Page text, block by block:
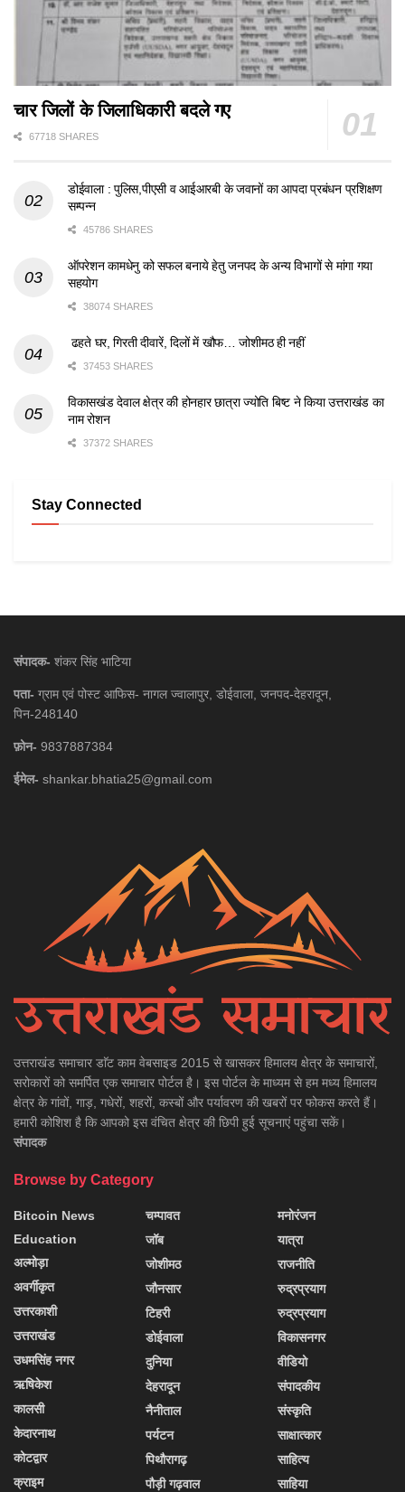
चार जिलों के जिलाधिकारी बदले गए
67718 SHARES
डोईवाला : पुलिस,पीएसी व आईआरबी के जवानों का आपदा प्रबंधन प्रशिक्षण
सम्पन्न
45786 SHARES
ऑपरेशन कामधेनु को सफल बनाये हेतु जनपद के अन्य विभागों से मांगा गया
सहयोग
38074 SHARES
ढहते घर, गिरती दीवारें, दिलों में खौफ… जोशीमठ ही नहीं
37453 SHARES
विकासखंड देवाल क्षेत्र की होनहार छात्रा ज्योति बिष्ट ने किया उत्तराखंड का
नाम रोशन
37372 SHARES
Stay Connected
संपादक- शंकर सिंह भाटिया
पता- ग्राम एवं पोस्ट आफिस- नागल ज्वालापुर, डोईवाला, जनपद-देहरादून,
पिन-248140
फ़ोन- 9837887384
ईमेल- shankar.bhatia25@gmail.com
उत्तराखंड समाचार डाॅट काम वेबसाइड 2015 से खासकर हिमालय क्षेत्र के समाचारों,
सरोकारों को समर्पित एक समाचार पोर्टल है। इस पोर्टल के माध्यम से हम मध्य हिमालय
क्षेत्र के गांवों, गाड़, गधेरों, शहरों, कस्बों और पर्यावरण की खबरों पर फोकस करते हैं।
हमारी कोशिश है कि आपको इस वंचित क्षेत्र की छिपी हुई सूचनाएं पहुंचा सकें।
संपादक
Browse by Category
Bitcoin News
Education
अल्मोड़ा
अवर्गीकृत
उत्तरकाशी
उत्तराखंड
उधमसिंह नगर
ऋषिकेश
कालसी
केदारनाथ
कोटद्वार
क्राइम
चम्पावत
जॉब
जोशीमठ
जौनसार
टिहरी
डोईवाला
दुनिया
देहरादून
नैनीताल
पर्यटन
पिथौरागढ़
पौड़ी गढ़वाल
मनोरंजन
यात्रा
राजनीति
रुद्रप्रयाग
रुद्रप्रयाग
विकासनगर
वीडियो
संपादकीय
संस्कृति
साक्षात्कार
साहित्य
साहिया